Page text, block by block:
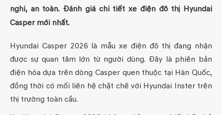
nghi, an toàn. Đánh giá chi tiết xe điện đô thị Hyundai
Casper mới nhất.
Hyundai Casper 2026 là mẫu xe điện đô thị đang nhận
được sự quan tâm lớn từ người dùng. Đây là phiên bản
điện hóa dựa trên dòng Casper quen thuộc tại Hàn Quốc,
đồng thời có mối liên hệ chặt chẽ với Hyundai Inster trên
thị trường toàn cầu.